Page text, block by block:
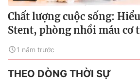
Chất lượng cuộc sống:
Stent, phòng nhồi máu cơ
1 năm trước
THEO DÒNG THỜI SỰ